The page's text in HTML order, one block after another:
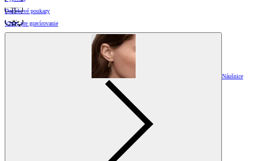
Darčekové poukazy
Vzory pre gravírovanie
Náušnice